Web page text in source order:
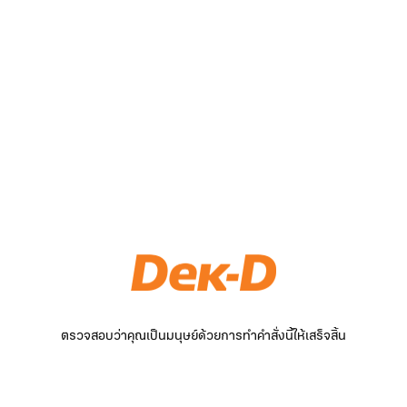
ตรวจสอบว่าคุณเป็นมนุษย์ด้วยการทำคำสั่งนี้ให้เสร็จสิ้น